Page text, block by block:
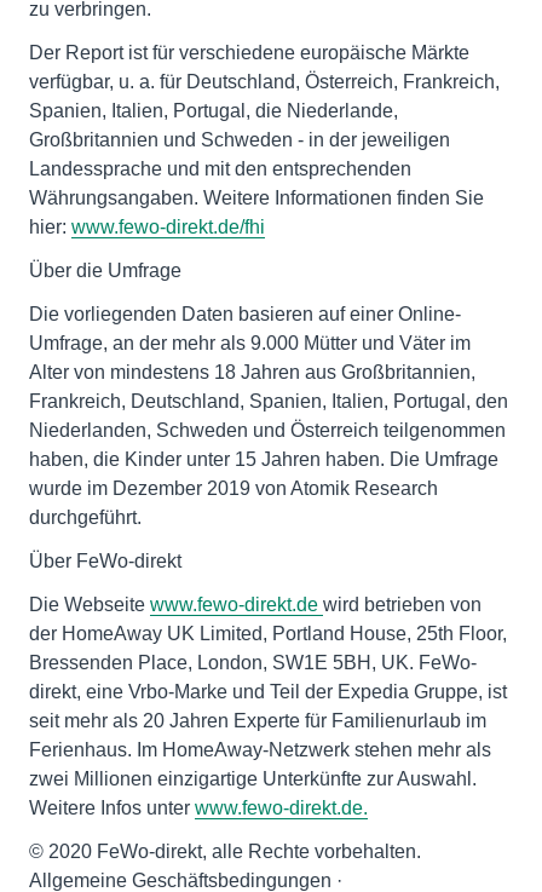
zu verbringen.
Der Report ist für verschiedene europäische Märkte
verfügbar, u. a. für Deutschland, Österreich, Frankreich,
Spanien, Italien, Portugal, die Niederlande,
Großbritannien und Schweden - in der jeweiligen
Landessprache und mit den entsprechenden
Währungsangaben. Weitere Informationen finden Sie
hier: www.fewo-direkt.de/fhi
Über die Umfrage
Die vorliegenden Daten basieren auf einer Online-
Umfrage, an der mehr als 9.000 Mütter und Väter im
Alter von mindestens 18 Jahren aus Großbritannien,
Frankreich, Deutschland, Spanien, Italien, Portugal, den
Niederlanden, Schweden und Österreich teilgenommen
haben, die Kinder unter 15 Jahren haben. Die Umfrage
wurde im Dezember 2019 von Atomik Research
durchgeführt.
Über FeWo-direkt
Die Webseite www.fewo-direkt.de wird betrieben von
der HomeAway UK Limited, Portland House, 25th Floor,
Bressenden Place, London, SW1E 5BH, UK. FeWo-
direkt, eine Vrbo-Marke und Teil der Expedia Gruppe, ist
seit mehr als 20 Jahren Experte für Familienurlaub im
Ferienhaus. Im HomeAway-Netzwerk stehen mehr als
zwei Millionen einzigartige Unterkünfte zur Auswahl.
Weitere Infos unter www.fewo-direkt.de.
© 2020 FeWo-direkt, alle Rechte vorbehalten.
Allgemeine Geschäftsbedingungen ·